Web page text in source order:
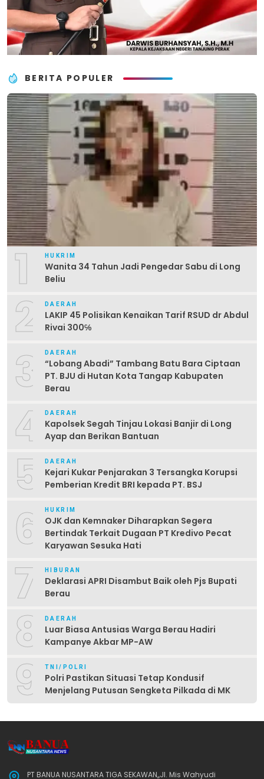
BERITA POPULER
1 HUKRIM
Wanita 34 Tahun Jadi Pengedar Sabu di Long
Beliu
2 DAERAH
LAKIP 45 Polisikan Kenaikan Tarif RSUD dr Abdul
Rivai 300℅
3 DAERAH
“Lobang Abadi” Tambang Batu Bara Ciptaan
PT. BJU di Hutan Kota Tangap Kabupaten
Berau
4 DAERAH
Kapolsek Segah Tinjau Lokasi Banjir di Long
Ayap dan Berikan Bantuan
5 DAERAH
Kejari Kukar Penjarakan 3 Tersangka Korupsi
Pemberian Kredit BRI kepada PT. BSJ
6 HUKRIM
OJK dan Kemnaker Diharapkan Segera
Bertindak Terkait Dugaan PT Kredivo Pecat
Karyawan Sesuka Hati
7 HIBURAN
Deklarasi APRI Disambut Baik oleh Pjs Bupati
Berau
8 DAERAH
Luar Biasa Antusias Warga Berau Hadiri
Kampanye Akbar MP-AW
9 TNI/POLRI
Polri Pastikan Situasi Tetap Kondusif
Menjelang Putusan Sengketa Pilkada di MK
PT BANUA NUSANTARA TIGA SEKAWAN,,Jl. Mis Wahyudi